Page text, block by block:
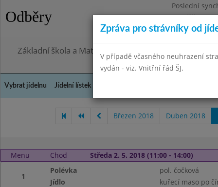
Odběry
Poslední
Pondělí
Omezení
Základní škola a Mateřská škola, Praha 4, Ohradní 49
Vybrat jídelnu Jídelní lístek
Březen 2018 Duben 2018
Menu Chod Středa 2. 5. 2018 (11:00 - 14:00)
1
Polévka
pol. čočková
Jídlo
kuřecí maso po
Zpráva pro strávníky od
V případě včasného neuhrazení
vydán - viz. Vnitřní řád ŠJ.